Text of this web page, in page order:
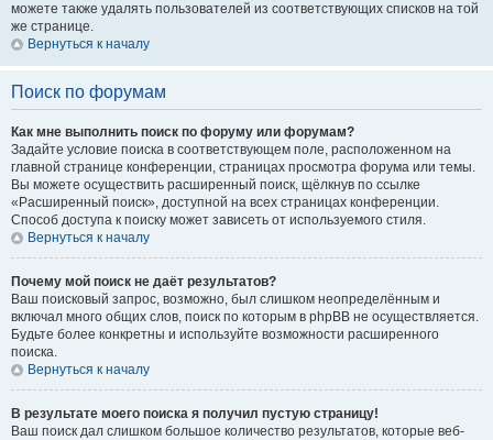
можете также удалять пользователей из соответствующих списков на той
же странице.
Вернуться к началу
Поиск по форумам
Как мне выполнить поиск по форуму или форумам?
Задайте условие поиска в соответствующем поле, расположенном на
главной странице конференции, страницах просмотра форума или темы.
Вы можете осуществить расширенный поиск, щёлкнув по ссылке
«Расширенный поиск», доступной на всех страницах конференции.
Способ доступа к поиску может зависеть от используемого стиля.
Вернуться к началу
Почему мой поиск не даёт результатов?
Ваш поисковый запрос, возможно, был слишком неопределённым и
включал много общих слов, поиск по которым в phpBB не осуществляется.
Будьте более конкретны и используйте возможности расширенного
поиска.
Вернуться к началу
В результате моего поиска я получил пустую страницу!
Ваш поиск дал слишком большое количество результатов, которые веб-